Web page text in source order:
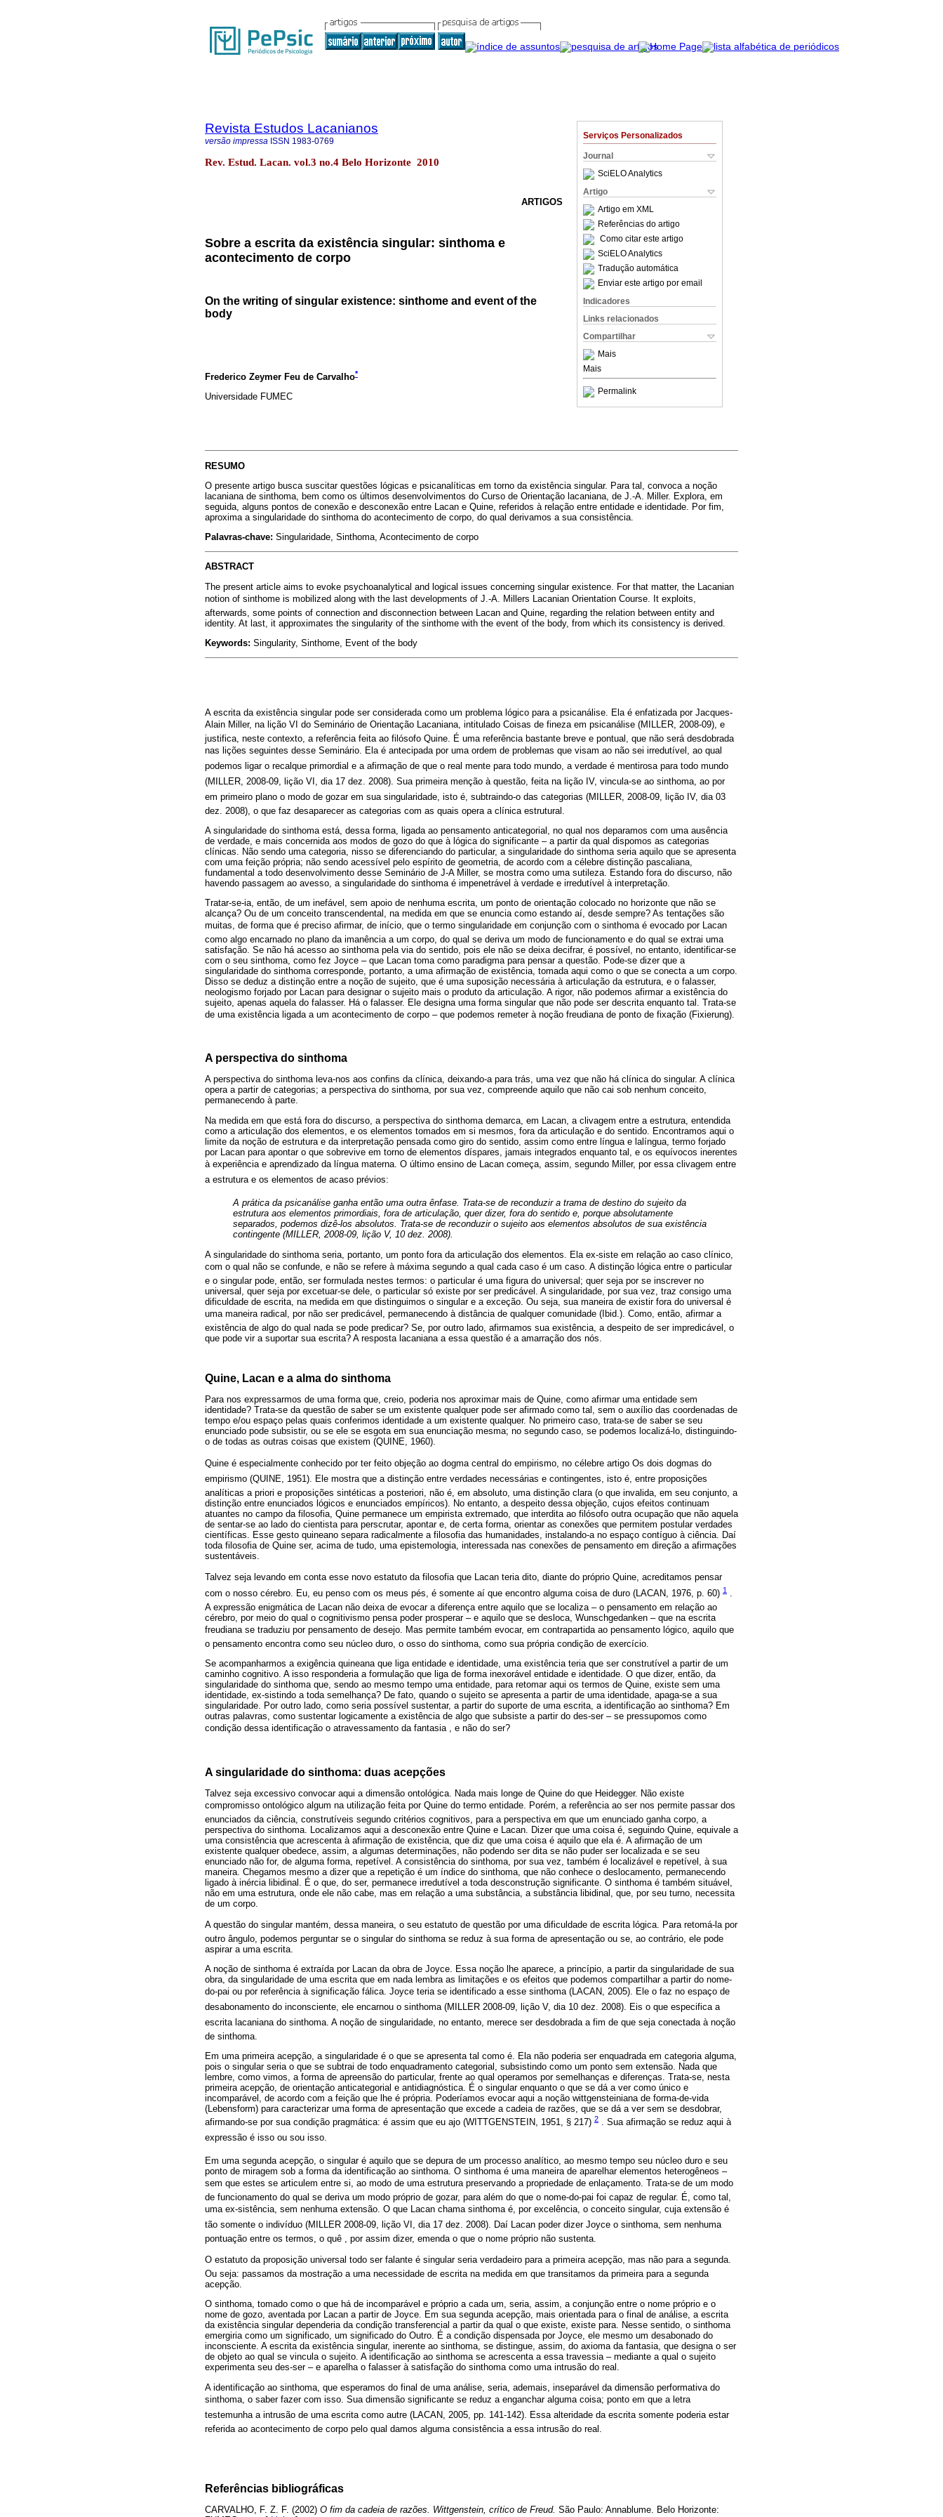
Serviços Personalizados
Journal
SciELO Analytics
Artigo
Artigo em XML
Referências do artigo
Como citar este artigo
SciELO Analytics
Tradução automática
Enviar este artigo por email
Indicadores
Links relacionados
Compartilhar
Mais
Mais
Permalink
Revista Estudos Lacanianos
versão impressa ISSN 1983-0769
Rev. Estud. Lacan. vol.3 no.4 Belo Horizonte 2010
ARTIGOS
Sobre a escrita da existência singular: sinthoma e
acontecimento de corpo
On the writing of singular existence: sinthome and event of the
body
Frederico Zeymer Feu de Carvalho*
Universidade FUMEC
RESUMO
O presente artigo busca suscitar questões lógicas e psicanalíticas em torno da existência singular. Para tal, convoca a noção
lacaniana de sinthoma, bem como os últimos desenvolvimentos do Curso de Orientação lacaniana, de J.-A. Miller. Explora, em
seguida, alguns pontos de conexão e desconexão entre Lacan e Quine, referidos à relação entre entidade e identidade. Por fim,
aproxima a singularidade do sinthoma do acontecimento de corpo, do qual derivamos a sua consistência.
Palavras-chave: Singularidade, Sinthoma, Acontecimento de corpo
ABSTRACT
The present article aims to evoke psychoanalytical and logical issues concerning singular existence. For that matter, the Lacanian
notion of sinthome is mobilized along with the last developments of J.-A. Millers Lacanian Orientation Course. It exploits,
afterwards, some points of connection and disconnection between Lacan and Quine, regarding the relation between entity and
identity. At last, it approximates the singularity of the sinthome with the event of the body, from which its consistency is derived.
Keywords: Singularity, Sinthome, Event of the body
A escrita da existência singular pode ser considerada como um problema lógico para a psicanálise. Ela é enfatizada por Jacques-
Alain Miller, na lição VI do Seminário de Orientação Lacaniana, intitulado Coisas de fineza em psicanálise (MILLER, 2008-09), e
justifica, neste contexto, a referência feita ao filósofo Quine. É uma referência bastante breve e pontual, que não será desdobrada
nas lições seguintes desse Seminário. Ela é antecipada por uma ordem de problemas que visam ao não sei irredutível, ao qual
podemos ligar o recalque primordial e a afirmação de que o real mente para todo mundo, a verdade é mentirosa para todo mundo
(MILLER, 2008-09, lição VI, dia 17 dez. 2008). Sua primeira menção à questão, feita na lição IV, vincula-se ao sinthoma, ao por
em primeiro plano o modo de gozar em sua singularidade, isto é, subtraindo-o das categorias (MILLER, 2008-09, lição IV, dia 03
dez. 2008), o que faz desaparecer as categorias com as quais opera a clínica estrutural.
A singularidade do sinthoma está, dessa forma, ligada ao pensamento anticategorial, no qual nos deparamos com uma ausência
de verdade, e mais concernida aos modos de gozo do que à lógica do significante – a partir da qual dispomos as categorias
clínicas. Não sendo uma categoria, nisso se diferenciando do particular, a singularidade do sinthoma seria aquilo que se apresenta
com uma feição própria; não sendo acessível pelo espírito de geometria, de acordo com a célebre distinção pascaliana,
fundamental a todo desenvolvimento desse Seminário de J-A Miller, se mostra como uma sutileza. Estando fora do discurso, não
havendo passagem ao avesso, a singularidade do sinthoma é impenetrável à verdade e irredutível à interpretação.
Tratar-se-ia, então, de um inefável, sem apoio de nenhuma escrita, um ponto de orientação colocado no horizonte que não se
alcança? Ou de um conceito transcendental, na medida em que se enuncia como estando aí, desde sempre? As tentações são
muitas, de forma que é preciso afirmar, de início, que o termo singularidade em conjunção com o sinthoma é evocado por Lacan
como algo encarnado no plano da imanência a um corpo, do qual se deriva um modo de funcionamento e do qual se extrai uma
satisfação. Se não há acesso ao sinthoma pela via do sentido, pois ele não se deixa decifrar, é possível, no entanto, identificar-se
com o seu sinthoma, como fez Joyce – que Lacan toma como paradigma para pensar a questão. Pode-se dizer que a
singularidade do sinthoma corresponde, portanto, a uma afirmação de existência, tomada aqui como o que se conecta a um corpo.
Disso se deduz a distinção entre a noção de sujeito, que é uma suposição necessária à articulação da estrutura, e o falasser,
neologismo forjado por Lacan para designar o sujeito mais o produto da articulação. A rigor, não podemos afirmar a existência do
sujeito, apenas aquela do falasser. Há o falasser. Ele designa uma forma singular que não pode ser descrita enquanto tal. Trata-se
de uma existência ligada a um acontecimento de corpo – que podemos remeter à noção freudiana de ponto de fixação (Fixierung).
A perspectiva do sinthoma
A perspectiva do sinthoma leva-nos aos confins da clínica, deixando-a para trás, uma vez que não há clínica do singular. A clínica
opera a partir de categorias; a perspectiva do sinthoma, por sua vez, compreende aquilo que não cai sob nenhum conceito,
permanecendo à parte.
Na medida em que está fora do discurso, a perspectiva do sinthoma demarca, em Lacan, a clivagem entre a estrutura, entendida
como a articulação dos elementos, e os elementos tomados em si mesmos, fora da articulação e do sentido. Encontramos aqui o
limite da noção de estrutura e da interpretação pensada como giro do sentido, assim como entre língua e lalíngua, termo forjado
por Lacan para apontar o que sobrevive em torno de elementos díspares, jamais integrados enquanto tal, e os equívocos inerentes
à experiência e aprendizado da língua materna. O último ensino de Lacan começa, assim, segundo Miller, por essa clivagem entre
a estrutura e os elementos de acaso prévios:
A prática da psicanálise ganha então uma outra ênfase. Trata-se de reconduzir a trama de destino do sujeito da
estrutura aos elementos primordiais, fora de articulação, quer dizer, fora do sentido e, porque absolutamente
separados, podemos dizê-los absolutos. Trata-se de reconduzir o sujeito aos elementos absolutos de sua existência
contingente (MILLER, 2008-09, lição V, 10 dez. 2008).
A singularidade do sinthoma seria, portanto, um ponto fora da articulação dos elementos. Ela ex-siste em relação ao caso clínico,
com o qual não se confunde, e não se refere à máxima segundo a qual cada caso é um caso. A distinção lógica entre o particular
e o singular pode, então, ser formulada nestes termos: o particular é uma figura do universal; quer seja por se inscrever no
universal, quer seja por excetuar-se dele, o particular só existe por ser predicável. A singularidade, por sua vez, traz consigo uma
dificuldade de escrita, na medida em que distinguimos o singular e a exceção. Ou seja, sua maneira de existir fora do universal é
uma maneira radical, por não ser predicável, permanecendo à distância de qualquer comunidade (Ibid.). Como, então, afirmar a
existência de algo do qual nada se pode predicar? Se, por outro lado, afirmamos sua existência, a despeito de ser impredicável, o
que pode vir a suportar sua escrita? A resposta lacaniana a essa questão é a amarração dos nós.
Quine, Lacan e a alma do sinthoma
Para nos expressarmos de uma forma que, creio, poderia nos aproximar mais de Quine, como afirmar uma entidade sem
identidade? Trata-se da questão de saber se um existente qualquer pode ser afirmado como tal, sem o auxílio das coordenadas de
tempo e/ou espaço pelas quais conferimos identidade a um existente qualquer. No primeiro caso, trata-se de saber se seu
enunciado pode subsistir, ou se ele se esgota em sua enunciação mesma; no segundo caso, se podemos localizá-lo, distinguindo-
o de todas as outras coisas que existem (QUINE, 1960).
Quine é especialmente conhecido por ter feito objeção ao dogma central do empirismo, no célebre artigo Os dois dogmas do
empirismo (QUINE, 1951). Ele mostra que a distinção entre verdades necessárias e contingentes, isto é, entre proposições
analíticas a priori e proposições sintéticas a posteriori, não é, em absoluto, uma distinção clara (o que invalida, em seu conjunto, a
distinção entre enunciados lógicos e enunciados empíricos). No entanto, a despeito dessa objeção, cujos efeitos continuam
atuantes no campo da filosofia, Quine permanece um empirista extremado, que interdita ao filósofo outra ocupação que não aquela
de sentar-se ao lado do cientista para perscrutar, apontar e, de certa forma, orientar as conexões que permitem postular verdades
científicas. Esse gesto quineano separa radicalmente a filosofia das humanidades, instalando-a no espaço contíguo à ciência. Daí
toda filosofia de Quine ser, acima de tudo, uma epistemologia, interessada nas conexões de pensamento em direção a afirmações
sustentáveis.
Talvez seja levando em conta esse novo estatuto da filosofia que Lacan teria dito, diante do próprio Quine, acreditamos pensar
com o nosso cérebro. Eu, eu penso com os meus pés, é somente aí que encontro alguma coisa de duro (LACAN, 1976, p. 60) 1 .
A expressão enigmática de Lacan não deixa de evocar a diferença entre aquilo que se localiza – o pensamento em relação ao
cérebro, por meio do qual o cognitivismo pensa poder prosperar – e aquilo que se desloca, Wunschgedanken – que na escrita
freudiana se traduziu por pensamento de desejo. Mas permite também evocar, em contrapartida ao pensamento lógico, aquilo que
o pensamento encontra como seu núcleo duro, o osso do sinthoma, como sua própria condição de exercício.
Se acompanharmos a exigência quineana que liga entidade e identidade, uma existência teria que ser construtível a partir de um
caminho cognitivo. A isso responderia a formulação que liga de forma inexorável entidade e identidade. O que dizer, então, da
singularidade do sinthoma que, sendo ao mesmo tempo uma entidade, para retomar aqui os termos de Quine, existe sem uma
identidade, ex-sistindo a toda semelhança? De fato, quando o sujeito se apresenta a partir de uma identidade, apaga-se a sua
singularidade. Por outro lado, como seria possível sustentar, a partir do suporte de uma escrita, a identificação ao sinthoma? Em
outras palavras, como sustentar logicamente a existência de algo que subsiste a partir do des-ser – se pressupomos como
condição dessa identificação o atravessamento da fantasia , e não do ser?
A singularidade do sinthoma: duas acepções
Talvez seja excessivo convocar aqui a dimensão ontológica. Nada mais longe de Quine do que Heidegger. Não existe
compromisso ontológico algum na utilização feita por Quine do termo entidade. Porém, a referência ao ser nos permite passar dos
enunciados da ciência, construtíveis segundo critérios cognitivos, para a perspectiva em que um enunciado ganha corpo, a
perspectiva do sinthoma. Localizamos aqui a desconexão entre Quine e Lacan. Dizer que uma coisa é, seguindo Quine, equivale a
uma consistência que acrescenta à afirmação de existência, que diz que uma coisa é aquilo que ela é. A afirmação de um
existente qualquer obedece, assim, a algumas determinações, não podendo ser dita se não puder ser localizada e se seu
enunciado não for, de alguma forma, repetível. A consistência do sinthoma, por sua vez, também é localizável e repetível, à sua
maneira. Chegamos mesmo a dizer que a repetição é um índice do sinthoma, que não conhece o deslocamento, permanecendo
ligado à inércia libidinal. É o que, do ser, permanece irredutível a toda desconstrução significante. O sinthoma é também situável,
não em uma estrutura, onde ele não cabe, mas em relação a uma substância, a substância libidinal, que, por seu turno, necessita
de um corpo.
A questão do singular mantém, dessa maneira, o seu estatuto de questão por uma dificuldade de escrita lógica. Para retomá-la por
outro ângulo, podemos perguntar se o singular do sinthoma se reduz à sua forma de apresentação ou se, ao contrário, ele pode
aspirar a uma escrita.
A noção de sinthoma é extraída por Lacan da obra de Joyce. Essa noção lhe aparece, a princípio, a partir da singularidade de sua
obra, da singularidade de uma escrita que em nada lembra as limitações e os efeitos que podemos compartilhar a partir do nome-
do-pai ou por referência à significação fálica. Joyce teria se identificado a esse sinthoma (LACAN, 2005). Ele o faz no espaço de
desabonamento do inconsciente, ele encarnou o sinthoma (MILLER 2008-09, lição V, dia 10 dez. 2008). Eis o que especifica a
escrita lacaniana do sinthoma. A noção de singularidade, no entanto, merece ser desdobrada a fim de que seja conectada à noção
de sinthoma.
Em uma primeira acepção, a singularidade é o que se apresenta tal como é. Ela não poderia ser enquadrada em categoria alguma,
pois o singular seria o que se subtrai de todo enquadramento categorial, subsistindo como um ponto sem extensão. Nada que
lembre, como vimos, a forma de apreensão do particular, frente ao qual operamos por semelhanças e diferenças. Trata-se, nesta
primeira acepção, de orientação anticategorial e antidiagnóstica. É o singular enquanto o que se dá a ver como único e
incomparável, de acordo com a feição que lhe é própria. Poderíamos evocar aqui a noção wittgensteiniana de forma-de-vida
(Lebensform) para caracterizar uma forma de apresentação que excede a cadeia de razões, que se dá a ver sem se desdobrar,
afirmando-se por sua condição pragmática: é assim que eu ajo (WITTGENSTEIN, 1951, § 217) 2
. Sua afirmação se reduz aqui à
expressão é isso ou sou isso.
Em uma segunda acepção, o singular é aquilo que se depura de um processo analítico, ao mesmo tempo seu núcleo duro e seu
ponto de miragem sob a forma da identificação ao sinthoma. O sinthoma é uma maneira de aparelhar elementos heterogêneos –
sem que estes se articulem entre si, ao modo de uma estrutura preservando a propriedade de enlaçamento. Trata-se de um modo
de funcionamento do qual se deriva um modo próprio de gozar, para além do que o nome-do-pai foi capaz de regular. É, como tal,
uma ex-sistência, sem nenhuma extensão. O que Lacan chama sinthoma é, por excelência, o conceito singular, cuja extensão é
tão somente o indivíduo (MILLER 2008-09, lição VI, dia 17 dez. 2008). Daí Lacan poder dizer Joyce o sinthoma, sem nenhuma
pontuação entre os termos, o quê , por assim dizer, emenda o que o nome próprio não sustenta.
O estatuto da proposição universal todo ser falante é singular seria verdadeiro para a primeira acepção, mas não para a segunda.
Ou seja: passamos da mostração a uma necessidade de escrita na medida em que transitamos da primeira para a segunda
acepção.
O sinthoma, tomado como o que há de incomparável e próprio a cada um, seria, assim, a conjunção entre o nome próprio e o
nome de gozo, aventada por Lacan a partir de Joyce. Em sua segunda acepção, mais orientada para o final de análise, a escrita
da existência singular dependeria da condição transferencial a partir da qual o que existe, existe para. Nesse sentido, o sinthoma
emergiria como um significado, um significado do Outro. É a condição dispensada por Joyce, ele mesmo um desabonado do
inconsciente. A escrita da existência singular, inerente ao sinthoma, se distingue, assim, do axioma da fantasia, que designa o ser
de objeto ao qual se vincula o sujeito. A identificação ao sinthoma se acrescenta a essa travessia – mediante a qual o sujeito
experimenta seu des-ser – e aparelha o falasser à satisfação do sinthoma como uma intrusão do real.
A identificação ao sinthoma, que esperamos do final de uma análise, seria, ademais, inseparável da dimensão performativa do
sinthoma, o saber fazer com isso. Sua dimensão significante se reduz a enganchar alguma coisa; ponto em que a letra
testemunha a intrusão de uma escrita como autre (LACAN, 2005, pp. 141-142). Essa alteridade da escrita somente poderia estar
referida ao acontecimento de corpo pelo qual damos alguma consistência a essa intrusão do real.
Referências bibliográficas
CARVALHO, F. Z. F. (2002) O fim da cadeia de razões. Wittgenstein, crítico de Freud. São Paulo: Annablume. Belo Horizonte: